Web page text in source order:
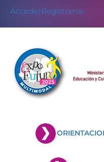
AccederRegistrarse